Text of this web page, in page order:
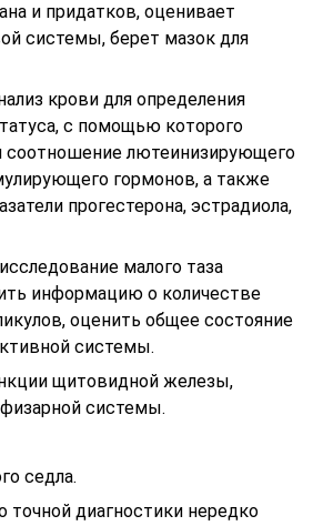
и придатков, оценивает
системы, берет мазок для
крови для определения
с помощью которого
соотношение лютеинизирующего
гормонов, а также
прогестерона, эстрадиола,
малого таза
информацию о количестве
оценить общее состояние
системы.
щитовидной железы,
системы.
седла.
точной диагностики нередко